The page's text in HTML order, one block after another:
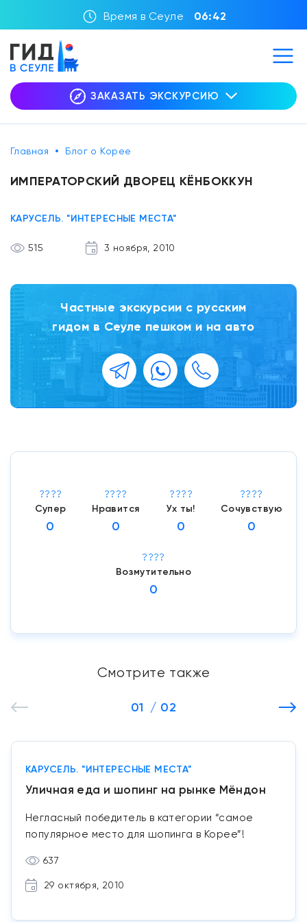
Время в Сеуле 06:42
ЗАКАЗАТЬ ЭКСКУРСИЮ
Главная Блог о Корее
ИМПЕРАТОРСКИЙ ДВОРЕЦ КЁНБОККУН
КАРУСЕЛЬ. "ИНТЕРЕСНЫЕ МЕСТА"
515 3 ноября, 2010
Частные экскурсии с русским
гидом в Сеуле пешком и на авто
????
Супер
0
????
Нравится
0
????
Ух ты!
0
????
Сочувствую
0
????
Возмутительно
0
Смотрите также
01 / 02
КАРУСЕЛЬ. "ИНТЕРЕСНЫЕ МЕСТА"
Уличная еда и шопинг на рынке Мёндон
Негласный победитель в категории “самое
популярное место для шопинга в Корее”!
637
29 октября, 2010